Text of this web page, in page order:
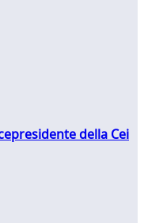
della Cei